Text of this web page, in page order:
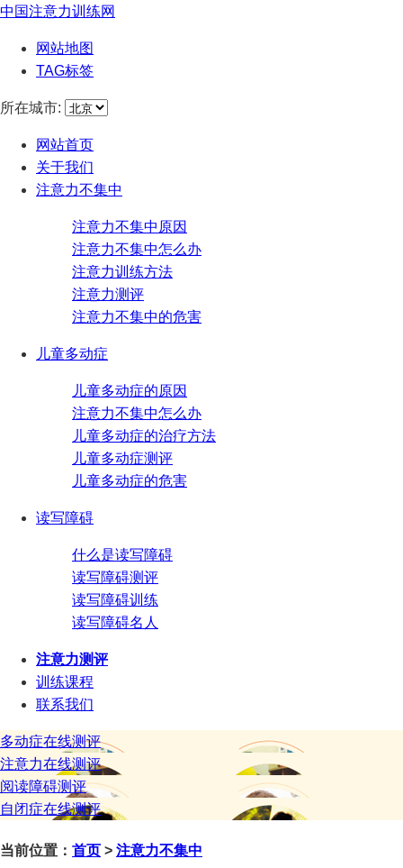
中国注意力训练网
网站地图
TAG标签
所在城市:
网站首页
关于我们
注意力不集中
注意力不集中原因
注意力不集中怎么办
注意力训练方法
注意力测评
注意力不集中的危害
儿童多动症
儿童多动症的原因
注意力不集中怎么办
儿童多动症的治疗方法
儿童多动症测评
儿童多动症的危害
读写障碍
什么是读写障碍
读写障碍测评
读写障碍训练
读写障碍名人
注意力测评
训练课程
联系我们
多动症在线测评
注意力在线测评
阅读障碍测评
自闭症在线测评
当前位置： 首页 > 注意力不集中